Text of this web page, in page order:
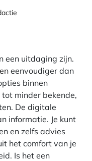
een uitdaging zijn.
eenvoudiger dan
binnen
minder bekende,
De digitale
informatie. Je kunt
en zelfs advies
het comfort van je
Is het een